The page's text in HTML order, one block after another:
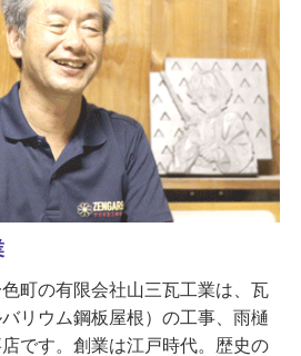
町の有限会社山三瓦工業は、瓦
リウム鋼板屋根）の工事、雨樋
です。創業は江戸時代。歴史の